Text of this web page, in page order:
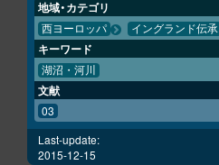
地域・カテゴリ
西ヨーロッパ イングランド伝承
キーワード
湖沼・河川
文献
03
Last-update:
2015-12-15